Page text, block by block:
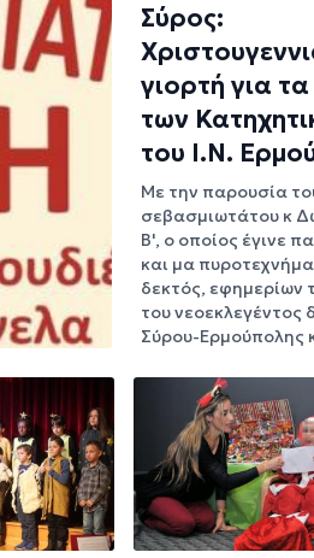
Σύρος:
γιορτή για
των
του Ι.Ν.
Με την παρουσία
σεβασμιωτάτου κ
Β', ο οποίος έγινε
και μα
δεκτός, εφημερίων
του νεοεκλεγέντος
Σύρου-Ερμούπολης